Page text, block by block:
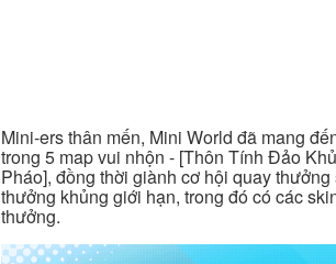
Mini-ers thân mến, Mini World đã mang
trong 5 map vui nhộn - [Thôn Tính Đảo
Pháo], đồng thời giành cơ hội quay
thưởng khủng giới hạn, trong đó có các
thưởng.